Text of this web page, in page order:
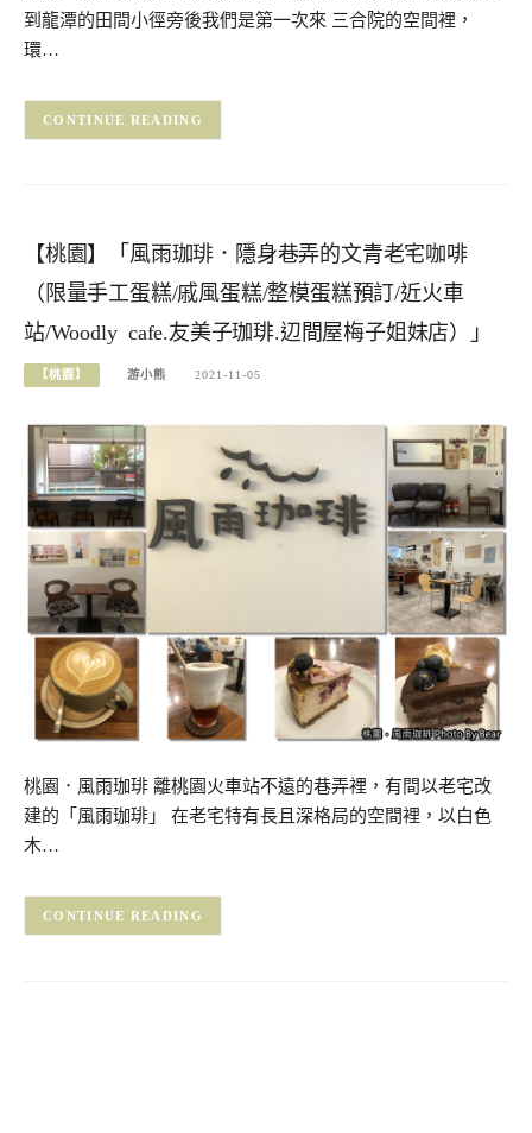
到龍潭的田間小徑旁後我們是第一次來 三合院的空間裡，
環…
CONTINUE READING
【桃園】「風雨珈琲．隱身巷弄的文青老宅咖啡
（限量手工蛋糕/戚風蛋糕/整模蛋糕預訂/近火車
站/Woodly cafe.友美子珈琲.辺間屋梅子姐妹店）」
【桃園】 游小熊 2021-11-05
桃園．風雨珈琲 離桃園火車站不遠的巷弄裡，有間以老宅改
建的「風雨珈琲」 在老宅特有長且深格局的空間裡，以白色
木…
CONTINUE READING